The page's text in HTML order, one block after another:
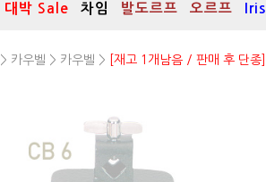
대박 Sale 차임 발도르프 오르프
> 카우벨 > 카우벨 > [재고 1개남음 / 판매 후 단종]